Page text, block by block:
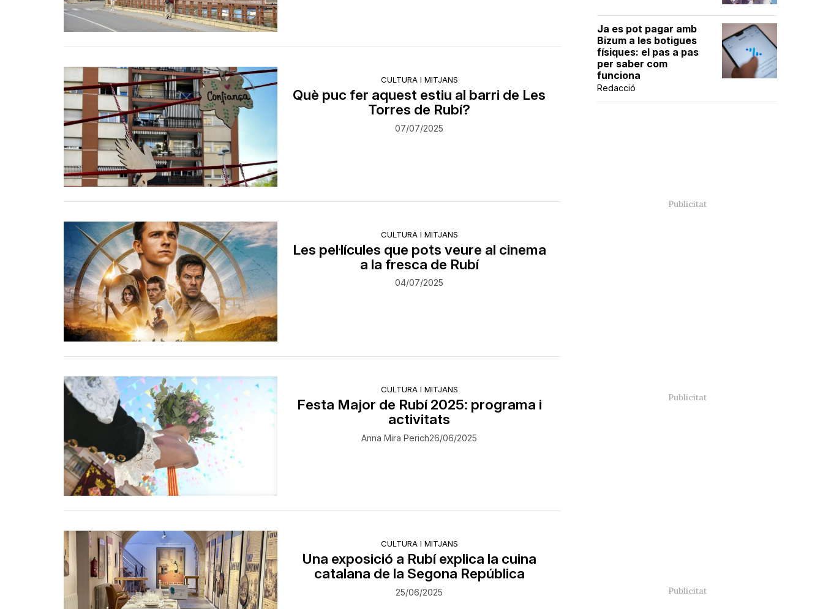
CULTURA I MITJANS
Què puc fer aquest estiu al barri de Les
Torres de Rubí?
07/07/2025
CULTURA I MITJANS
Les pel·lícules que pots veure al cinema
a la fresca de Rubí
04/07/2025
CULTURA I MITJANS
Festa Major de Rubí 2025: programa i
activitats
Anna Mira Perich26/06/2025
CULTURA I MITJANS
Una exposició a Rubí explica la cuina
catalana de la Segona República
25/06/2025
Ja es pot pagar amb
Bizum a les botigues
físiques: el pas a pas
per saber com
funciona
Redacció